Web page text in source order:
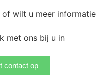
of wilt u meer informatie
met ons bij u in
contact op